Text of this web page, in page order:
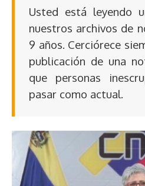
Usted está leyendo
nuestros archivos de
9 años. Cerciórece
publicación de una
que personas
pasar como actual.